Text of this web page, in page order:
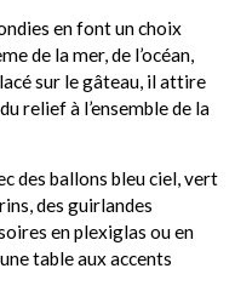
en font un choix
de la mer, de l’océan,
sur le gâteau, il attire
relief à l’ensemble de la
des ballons bleu ciel, vert
des guirlandes
en plexiglas ou en
table aux accents